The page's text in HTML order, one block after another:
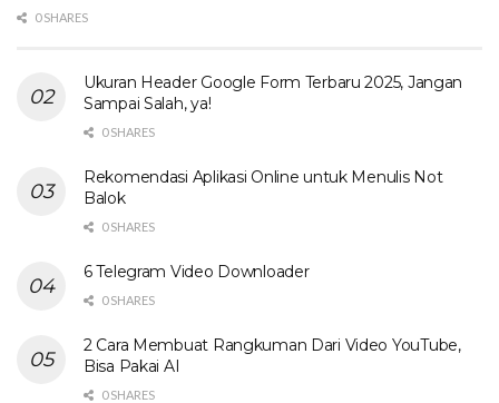
0 SHARES
Ukuran Header Google Form Terbaru 2025, Jangan
Sampai Salah, ya!
0 SHARES
Rekomendasi Aplikasi Online untuk Menulis Not
Balok
0 SHARES
6 Telegram Video Downloader
0 SHARES
2 Cara Membuat Rangkuman Dari Video YouTube,
Bisa Pakai AI
0 SHARES